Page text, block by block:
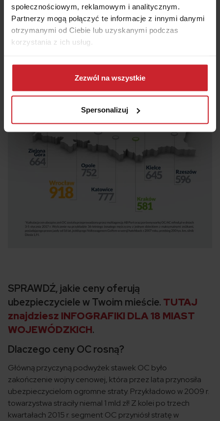
społecznościowym, reklamowym i analitycznym.
Partnerzy mogą połączyć te informacje z innymi danymi
otrzymanymi od Ciebie lub uzyskanymi podczas
korzystania z ich usług.
Dowiedz się więcej na temat tego, kim jesteśmy, jak
można się z nami skontaktować i w jaki sposób
przetwarzamy dane osobowe w ramachPolityki
Zezwól na wszystkie
Spersonalizuj
SPRAWDŹ, jakie ceny oferują
ubezpieczyciele w Twoim mieście. TUTAJ
znajdziesz INFOGRAFIKI DLA 18 MIAST
WOJEWÓDZKICH.
Dlaczego ceny OC rosną?
Główną przyczyną podwyżek stawek OC było
zakończenie wojny cenowej, która przez lata przynosiła
ubezpieczycielom ogromne straty. Przykładowo w 2009 r.
towarzystwa straciły niemal 1 mld zł! Z kolei po trzech
kwartałach 2015 r. segment OC przyniósł stratę w